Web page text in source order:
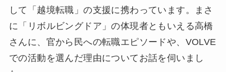
して「越境転職」の支援に携わっています。まさ
に「リボルビングドア」の体現者ともいえる高橋
さんに、官から民への転職エピソードや、VOLVE
での活動を選んだ理由についてお話を伺いまし